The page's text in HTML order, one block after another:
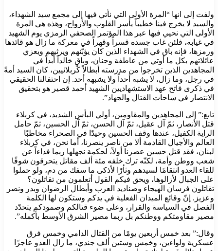
ولفت إلى انها “المرة الأولى التي نأتي فيها إلى مجمع سيد الشهداء،
والسيد لا ‏يخرج فينا خطيباً يأسر القلوب والأرواح، وهذه هي المرة
الأولى التي ‏نحيي فيها عبر هذا المؤتمر الصحفي الرمزي يوم الشهيد
في غيابه، فلئن ‏غاب جسده قسراً وقهراً في معركة ما زال هو قائدها
ورمزها، فإنه باق في ‏الشهداء الذين كان يؤبّنهم ويرثيهم ويعزي
عائلاتهم بكل ما أوتي من ‏عاطفة وحنان، وباقٍ خالداً أبداً في
المجاهدين الذين تخرجوا من مدرسته ‏أبطالاً كربلائيين، كان السيد أمةً
في رجل، وما زال، لا يشبه أحداً ولا ‏يشبهه أحد. إن احتفالنا الحقيقي
في ذكرى فاتح عهد الاستشهاديين الشهيد ‏أحمد قصير هو بتحقيق
الانتصار في ساحات القتال والجهاد”. ‏
‏تابع:” إلى المجاهدين والمقاومين، أولي البأس الشديد، في كربلاء
قتل ‏الأنصار، ثمّ آل عقيل، ثمّ آل الحسن، ثمّ آل الحسين، ثمّ حامل
الراية ‏الكفيل، عندها وقف الحسين وحيدًا في الصحراء مخاطبًا
العالم والأجيال ‏القادمة ألا من ناصر ينصرنا، أما نحن، في كربلاء
لبنان، فقد قتل حسين ‏عصرنا أولاً، لحكمة نجهلها ربما فداءاً عن
شعب ووطن وأمة، لكنّه ترك ‏خلفه مئة ألف مقاتل يتحرقون شوقًا
للقاء العدو انتقامًا لسيدهم وثأرًا ‏لأذكى ما سفك من دم، ولو حملوا
على الجبال لأزالوها، ويحق فيكم القول ‏أتعلمون من تقاتلون؟
تقاتلون فرسان الهيجاء وصناديد العرب وأبطال ‏الرضوان وبدر ونصر
وعزيز. إنّ وقائع الميدان الفعلية في يدكم وستكون لها الكلمة
‏الفصل في السياسة والقرار، وعلى ضوء قتالكم وصمودكم يتحدّد
مصير ‏مقاومتكم ووطنكم بل ربما مصير الشرق الأوسط بأكمله”.‏
‏وقال:” بعد خمس أربعين يومًا من القتال الدامي وخمس فرق
عسكرية ‏ولواءين، وخمس وستين ألف جندي، ما زال العدو عاجزًا